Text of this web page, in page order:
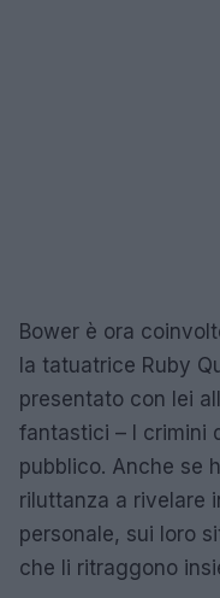
Bower è ora
la tatuatrice Ruby
presentato con lei
fantastici – I crimini
pubblico. Anche se
riluttanza a rivelare
personale, sui loro
che li ritraggono